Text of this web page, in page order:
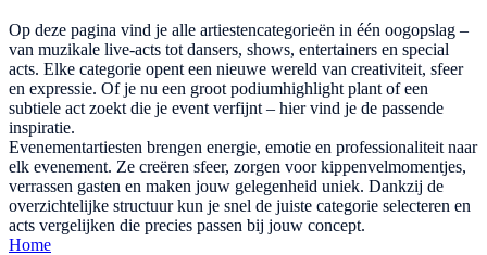
Op deze pagina vind je alle artiestencategorieën in één oogopslag –
van muzikale live-acts tot dansers, shows, entertainers en special
acts. Elke categorie opent een nieuwe wereld van creativiteit, sfeer
en expressie. Of je nu een groot podiumhighlight plant of een
subtiele act zoekt die je event verfijnt – hier vind je de passende
inspiratie.
Evenementartiesten brengen energie, emotie en professionaliteit naar
elk evenement. Ze creëren sfeer, zorgen voor kippenvelmomentjes,
verrassen gasten en maken jouw gelegenheid uniek. Dankzij de
overzichtelijke structuur kun je snel de juiste categorie selecteren en
acts vergelijken die precies passen bij jouw concept.
Home